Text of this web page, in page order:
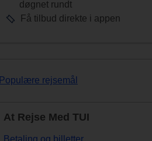
døgnet rundt
Få tilbud direkte i appen
Populære rejsemål
At Rejse Med TUI